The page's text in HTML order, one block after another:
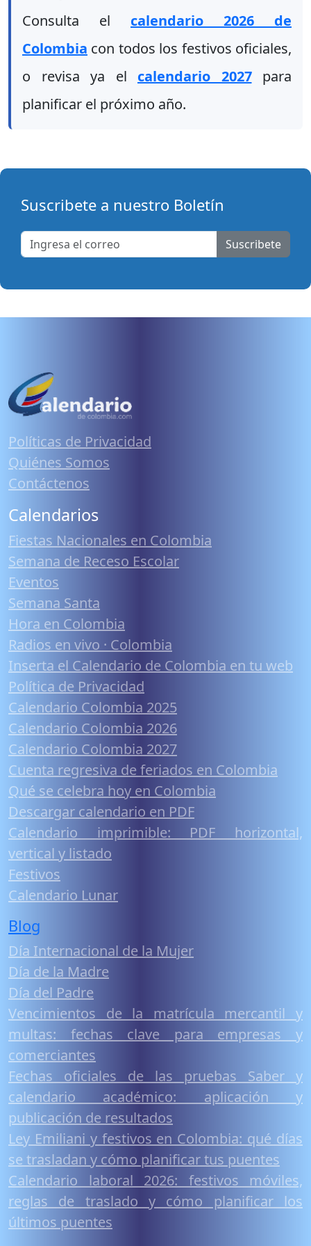
Consulta el calendario 2026 de
Colombia con todos los festivos oficiales,
o revisa ya el calendario 2027para
planificar el próximo año.
Suscribete a nuestro Boletín
Suscribete
Políticas de Privacidad
Quiénes Somos
Contáctenos
Calendarios
Fiestas Nacionales en Colombia
Semana de Receso Escolar
Eventos
Semana Santa
Hora en Colombia
Radios en vivo · Colombia
Inserta el Calendario de Colombia en tu web
Política de Privacidad
Calendario Colombia 2025
Calendario Colombia 2026
Calendario Colombia 2027
Cuenta regresiva de feriados en Colombia
Qué se celebra hoy en Colombia
Descargar calendario en PDF
Calendario imprimible: PDF horizontal,
vertical y listado
Festivos
Calendario Lunar
Blog
Día Internacional de la Mujer
Día de la Madre
Día del Padre
Vencimientos de la matrícula mercantil y
multas: fechas clave para empresas y
comerciantes
Fechas oficiales de las pruebas Saber y
calendario académico: aplicación y
publicación de resultados
Ley Emiliani y festivos en Colombia: qué días
se trasladan y cómo planificar tus puentes
Calendario laboral 2026: festivos móviles,
reglas de traslado y cómo planificar los
últimos puentes